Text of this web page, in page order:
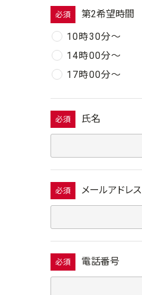
必須
第2希望時間
10時30分〜
14時00分〜
17時00分〜
必須 氏名
必須 メールアドレス
必須 電話番号